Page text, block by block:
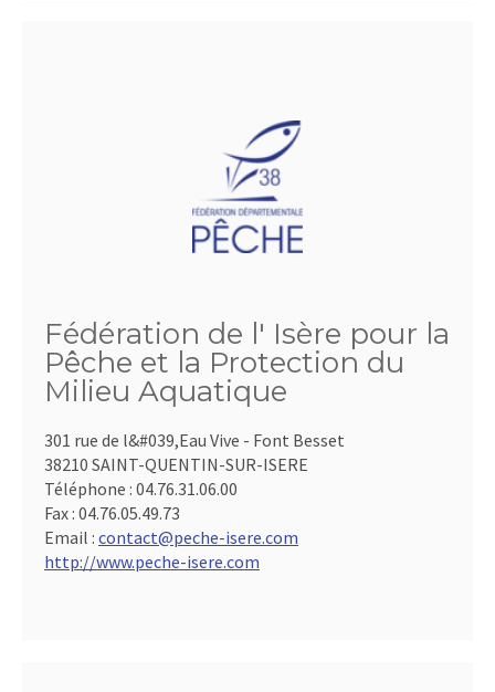
Fédération de l' Isère pour la
Pêche et la Protection du
Milieu Aquatique
301 rue de l&#039,Eau Vive - Font Besset
38210 SAINT-QUENTIN-SUR-ISERE
Téléphone : 04.76.31.06.00
Fax : 04.76.05.49.73
Email : contact@peche-isere.com
http://www.peche-isere.com